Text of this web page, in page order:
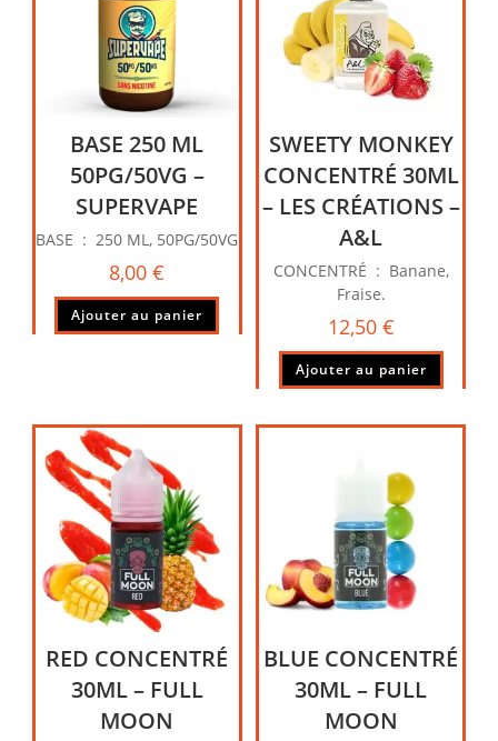
BASE 250 ML
50PG/50VG –
SUPERVAPE
BASE : 250 ML, 50PG/50VG
8,00€
Ajouter au panier
SWEETY MONKEY
CONCENTRÉ 30ML
– LES CRÉATIONS –
A&L
CONCENTRÉ : Banane,
Fraise.
12,50 €
Ajouter au panier
RED CONCENTRÉ
30ML – FULL
MOON
BLUE CONCENTRÉ
30ML – FULL
MOON